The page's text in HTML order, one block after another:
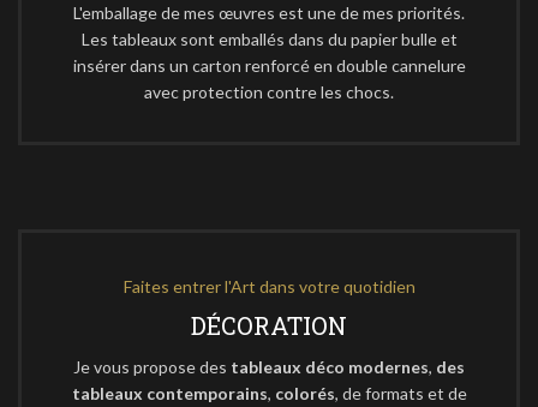
L'emballage de mes œuvres est une de mes priorités.
Les tableaux sont emballés dans du papier bulle et
insérer dans un carton renforcé en double cannelure
avec protection contre les chocs.
Faites entrer l'Art dans votre quotidien
DÉCORATION
Je vous propose des tableaux déco modernes, des
tableaux contemporains, colorés, de formats et de